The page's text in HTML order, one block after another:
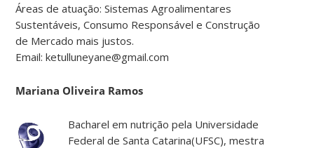
Áreas de atuação: Sistemas Agroalimentares
Sustentáveis, Consumo Responsável e Construção
de Mercado mais justos.
Email: ketulluneyane@gmail.com
Mariana Oliveira Ramos
Bacharel em nutrição pela Universidade
Federal de Santa Catarina(UFSC), mestra